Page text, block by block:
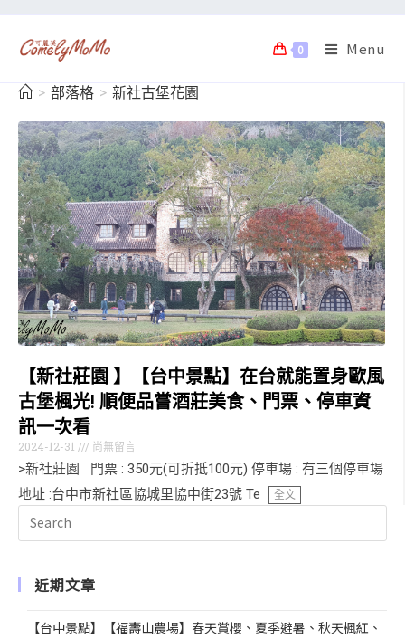
0 Menu
> 部落格 > 新社古堡花園
【新社莊園 】【台中景點】在台就能置身歐風
古堡楓光! 順便品嘗酒莊美食、門票、停車資
訊一次看
2024-12-31 尚無留言
>新社莊園 門票 : 350元(可折抵100元) 停車場 : 有三個停車場
地址 :台中市新社區協城里協中街23號 Te
全文
近期文章
【台中景點】【福壽山農場】春天賞櫻、夏季避暑、秋天楓紅、